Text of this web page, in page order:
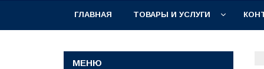
ГЛАВНАЯ ТОВАРЫ И УСЛУГИ